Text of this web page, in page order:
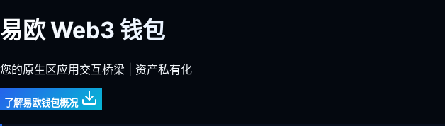
易欧 Web3 钱包
您的原生区应用交互桥梁 | 资产私有化
了解易欧钱包概况